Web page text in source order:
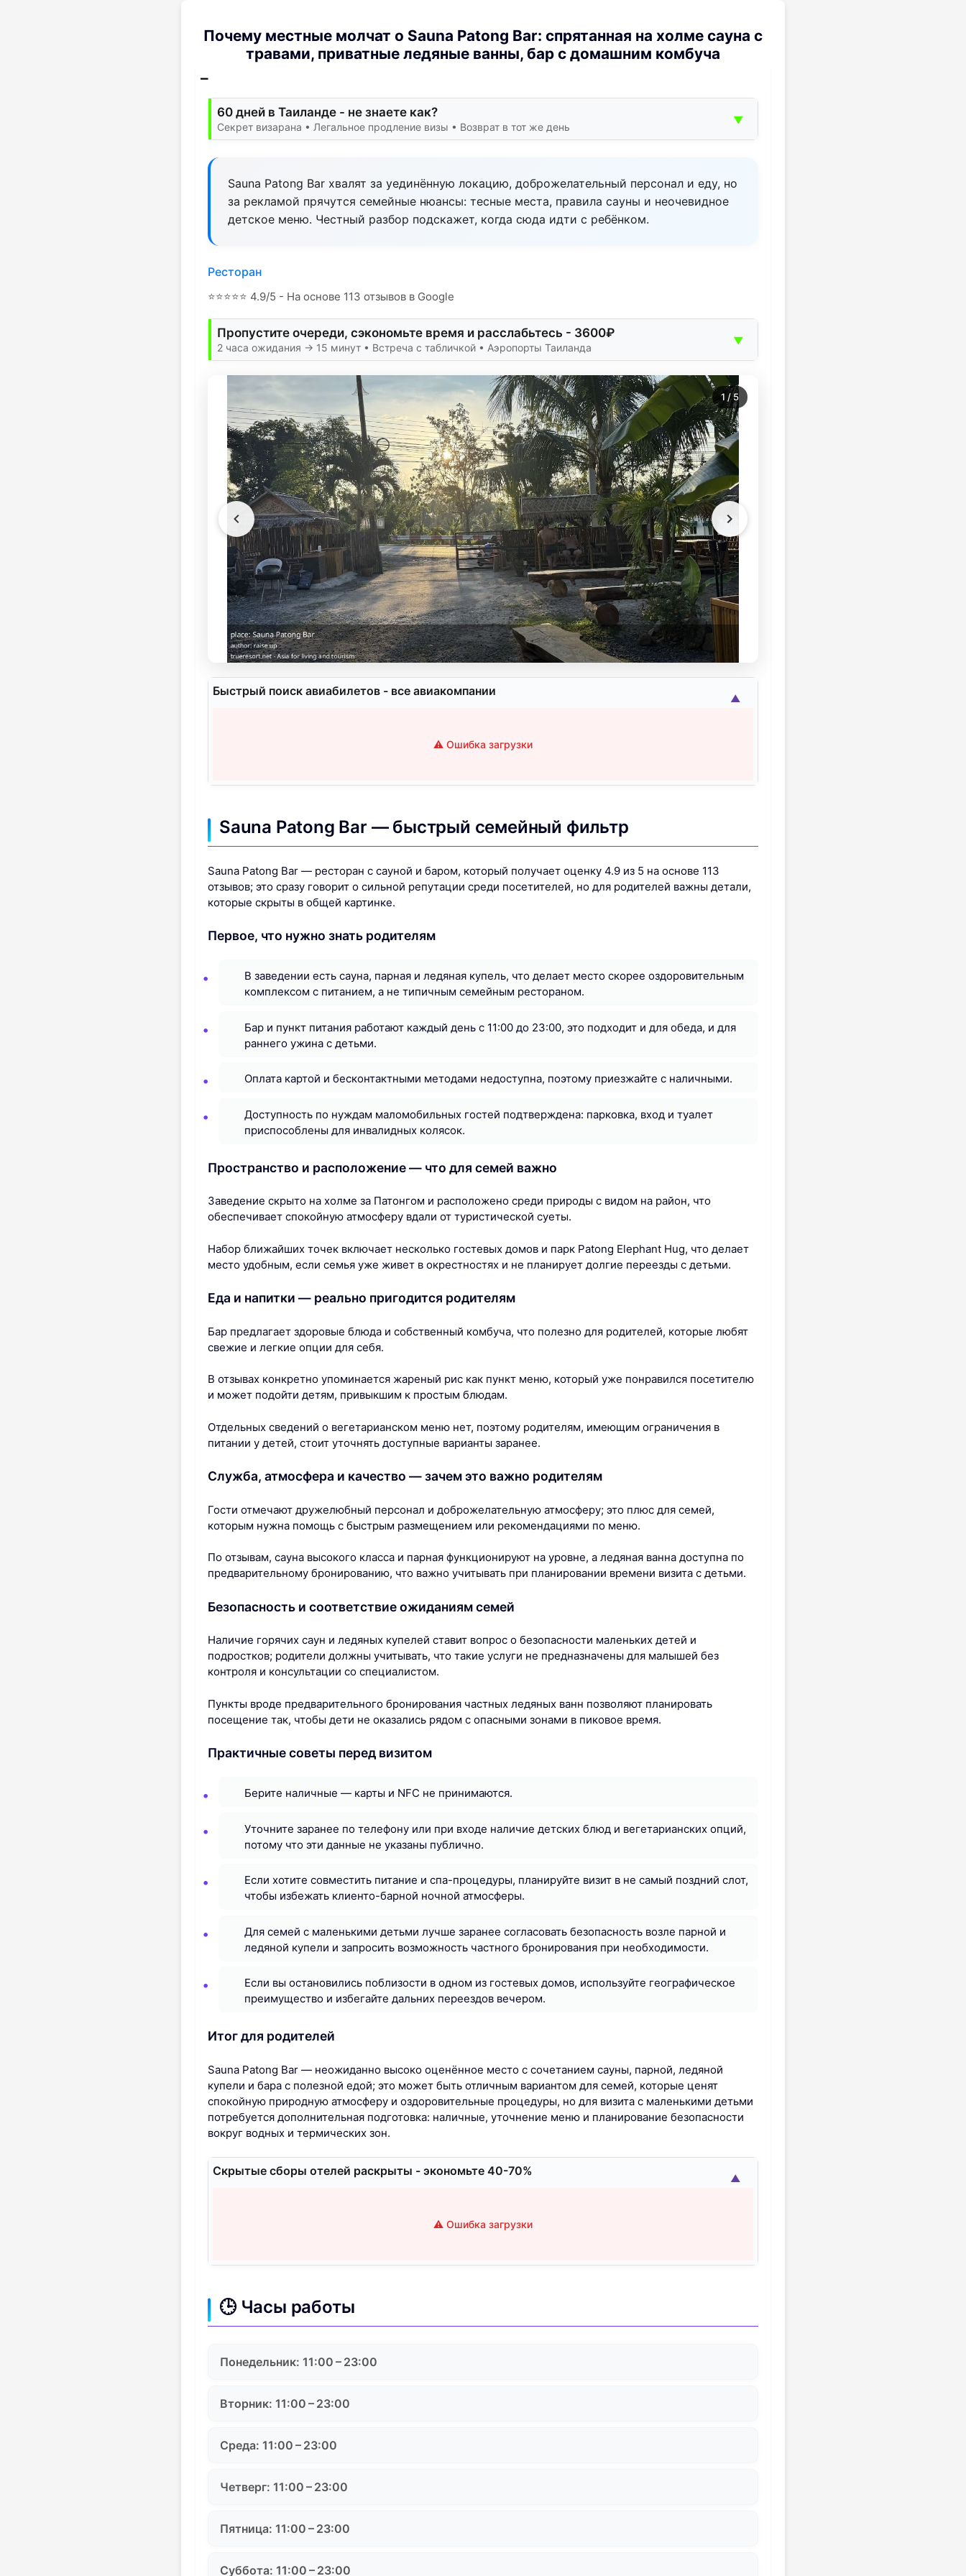
Почему местные молчат о Sauna Patong Bar: спрятанная на холме сауна с
травами, приватные ледяные ванны, бар с домашним комбуча
60 дней в Таиланде - не знаете как?
Секрет визарана • Легальное продление визы • Возврат в тот же день
▼
Sauna Patong Bar хвалят за уединённую локацию, доброжелательный персонал и еду, но
за рекламой прячутся семейные нюансы: тесные места, правила сауны и неочевидное
детское меню. Честный разбор подскажет, когда сюда идти с ребёнком.
Ресторан
⭐⭐⭐⭐⭐ 4.9/5 - На основе 113 отзывов в Google
Пропустите очереди, сэкономьте время и расслабьтесь - 3600₽
2 часа ожидания → 15 минут • Встреча с табличкой • Аэропорты Таиланда
▼
1 /5
Быстрый поиск авиабилетов - все авиакомпании
⚠️ Ошибка загрузки
▲
Sauna Patong Bar — быстрый семейный фильтр
Sauna Patong Bar — ресторан с сауной и баром, который получает оценку 4.9 из 5 на основе 113
отзывов; это сразу говорит о сильной репутации среди посетителей, но для родителей важны детали,
которые скрыты в общей картинке.
Первое, что нужно знать родителям
В заведении есть сауна, парная и ледяная купель, что делает место скорее оздоровительным
комплексом с питанием, а не типичным семейным рестораном.
Бар и пункт питания работают каждый день с 11:00 до 23:00, это подходит и для обеда, и для
раннего ужина с детьми.
Оплата картой и бесконтактными методами недоступна, поэтому приезжайте с наличными.
Доступность по нуждам маломобильных гостей подтверждена: парковка, вход и туалет
приспособлены для инвалидных колясок.
Пространство и расположение — что для семей важно
Заведение скрыто на холме за Патонгом и расположено среди природы с видом на район, что
обеспечивает спокойную атмосферу вдали от туристической суеты.
Набор ближайших точек включает несколько гостевых домов и парк Patong Elephant Hug, что делает
место удобным, если семья уже живет в окрестностях и не планирует долгие переезды с детьми.
Еда и напитки — реально пригодится родителям
Бар предлагает здоровые блюда и собственный комбуча, что полезно для родителей, которые любят
свежие и легкие опции для себя.
В отзывах конкретно упоминается жареный рис как пункт меню, который уже понравился посетителю
и может подойти детям, привыкшим к простым блюдам.
Отдельных сведений о вегетарианском меню нет, поэтому родителям, имеющим ограничения в
питании у детей, стоит уточнять доступные варианты заранее.
Служба, атмосфера и качество — зачем это важно родителям
Гости отмечают дружелюбный персонал и доброжелательную атмосферу; это плюс для семей,
которым нужна помощь с быстрым размещением или рекомендациями по меню.
По отзывам, сауна высокого класса и парная функционируют на уровне, а ледяная ванна доступна по
предварительному бронированию, что важно учитывать при планировании времени визита с детьми.
Безопасность и соответствие ожиданиям семей
Наличие горячих саун и ледяных купелей ставит вопрос о безопасности маленьких детей и
подростков; родители должны учитывать, что такие услуги не предназначены для малышей без
контроля и консультации со специалистом.
Пункты вроде предварительного бронирования частных ледяных ванн позволяют планировать
посещение так, чтобы дети не оказались рядом с опасными зонами в пиковое время.
Практичные советы перед визитом
Берите наличные — карты и NFC не принимаются.
Уточните заранее по телефону или при входе наличие детских блюд и вегетарианских опций,
потому что эти данные не указаны публично.
Если хотите совместить питание и спа-процедуры, планируйте визит в не самый поздний слот,
чтобы избежать клиенто-барной ночной атмосферы.
Для семей с маленькими детьми лучше заранее согласовать безопасность возле парной и
ледяной купели и запросить возможность частного бронирования при необходимости.
Если вы остановились поблизости в одном из гостевых домов, используйте географическое
преимущество и избегайте дальних переездов вечером.
Итог для родителей
Sauna Patong Bar — неожиданно высоко оценённое место с сочетанием сауны, парной, ледяной
купели и бара с полезной едой; это может быть отличным вариантом для семей, которые ценят
спокойную природную атмосферу и оздоровительные процедуры, но для визита с маленькими детьми
потребуется дополнительная подготовка: наличные, уточнение меню и планирование безопасности
вокруг водных и термических зон.
Скрытые сборы отелей раскрыты - экономьте 40-70%
⚠️ Ошибка загрузки
▲
🕒 Часы работы
Понедельник: 11:00 – 23:00
Вторник: 11:00 – 23:00
Среда: 11:00 – 23:00
Четверг: 11:00 – 23:00
Пятница: 11:00 – 23:00
Суббота: 11:00 – 23:00